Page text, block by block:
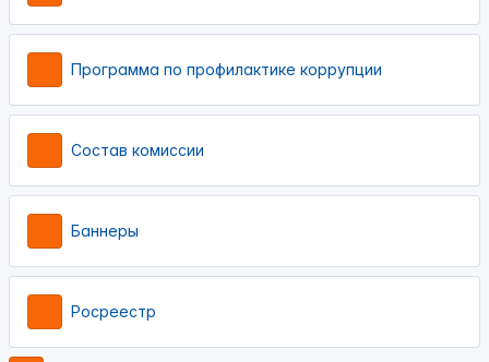
Программа по профилактике коррупции
Состав комиссии
Баннеры
Росреестр